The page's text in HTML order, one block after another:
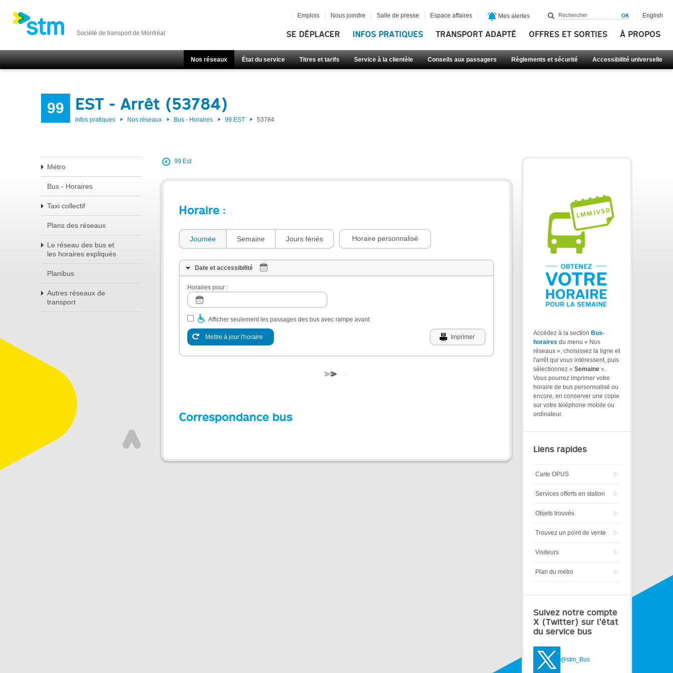
Société de transport de Montréal SE DÉPLACER INFOS PRATIQUES TRANSPORT ADAPTÉ OFFRES ET SORTIES À PROPOS
Nos réseaux État du service Titres et tarifs Service à la clientèle Conseils aux passagers Règlements et sécurité Accessibilité universelle
Emplois Nous joindre Salle de presse Espace affaires Mes alertes English
99 EST - Arrêt (53784)
Infos pratiques Nos réseaux Bus - Horaires 99 EST 53784
Métro
Bus - Horaires
Taxi collectif
Plans des réseaux
Le réseau des bus et
les horaires expliqués
Planibus
Autres réseaux de
transport
99 Est
Horaire :
Journée Semaine Jours fériés Horaire personnalisé
Date et accessibilité
Horaires pour :
Afficher seulement les passages des bus avec rampe avant
Mettre à jour l'horaire Imprimer
Correspondance bus
Accédez à la section Bus-
horaires du menu « Nos
réseaux », choisissez la ligne et
l'arrêt qui vous intéressent, puis
sélectionnez « Semaine ».
Vous pourrez imprimer votre
horaire de bus personnalisé ou
encore, en conserver une copie
sur votre téléphone mobile ou
ordinateur.
Liens rapides
Carte OPUS
Services offerts en station
Objets trouvés
Trouvez un point de vente
Visiteurs
Plan du métro
Suivez notre compte
X (Twitter) sur l'état
du service bus
@stm_Bus